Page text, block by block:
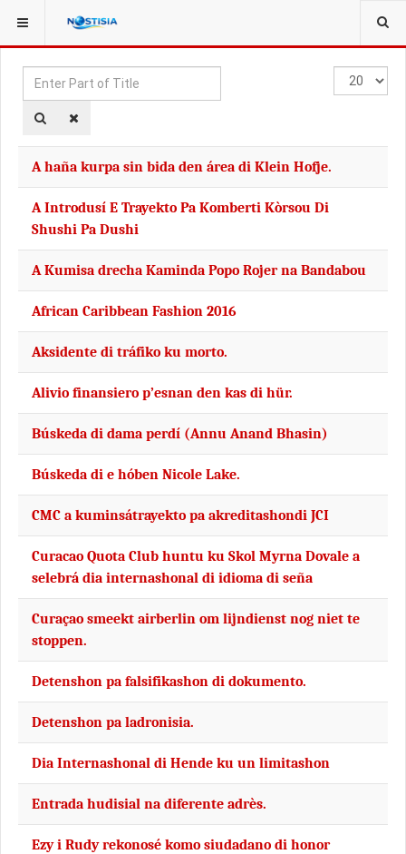
YOU ARE HERE:
Enter
Part
of
Display
#
A haña kurpa sin bida den área di Klein Hofje.
A Introdusí E Trayekto Pa Komberti Kòrsou Di
Shushi Pa Dushi
A Kumisa drecha Kaminda Popo Rojer na Bandabou
African Caribbean Fashion 2016
Aksidente di tráfiko ku morto.
Alivio finansiero p’esnan den kas di hür.
Búskeda di dama perdí (Annu Anand Bhasin)
Búskeda di e hóben Nicole Lake.
CMC a kuminsátrayekto pa akreditashondi JCI
Curacao Quota Club huntu ku Skol Myrna Dovale a
selebrá dia internashonal di idioma di seña
Curaçao smeekt airberlin om lijndienst nog niet te
stoppen.
Detenshon pa falsifikashon di dokumento.
Detenshon pa ladronisia.
Dia Internashonal di Hende ku un limitashon
Entrada hudisial na diferente adrès.
Ezy i Rudy rekonosé komo siudadano di honor